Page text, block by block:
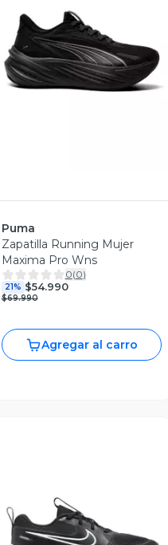
Vista Previa
Puma
Zapatilla Running Mujer
Maxima Pro Wns
0(0)
21% $54.990
$69.990
Agregar al carro